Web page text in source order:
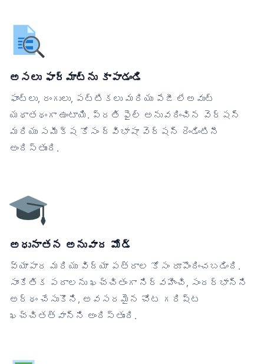
అసలు ఫార్మాట్‌ను కాపాడండి
ఫాంట్లు, రంగులు, పట్టికలు మరియు పేజీ లేఅవుట్
యథాతథంగా ఉంటాయి. ప్రతి ఫైల్ అనువదించిన వెర్షన్
మరియు సమీక్ష కోసం ద్విభాషా వెర్షన్ రెండింటినీ
అందిస్తుంది.
అధునాతన అనువాద మోడ్
వ్యాపార మరియు విద్యా పత్రాల కోసం రూపొందించబడింది.
సాంకేతిక పదాలను ఖచ్చితంగా నిర్వహించి, సందర్భాన్ని
అర్థం చేసుకొని, అవసరమైన చోట గరిష్ట
ఖచ్చితత్వాన్ని అందిస్తుంది.